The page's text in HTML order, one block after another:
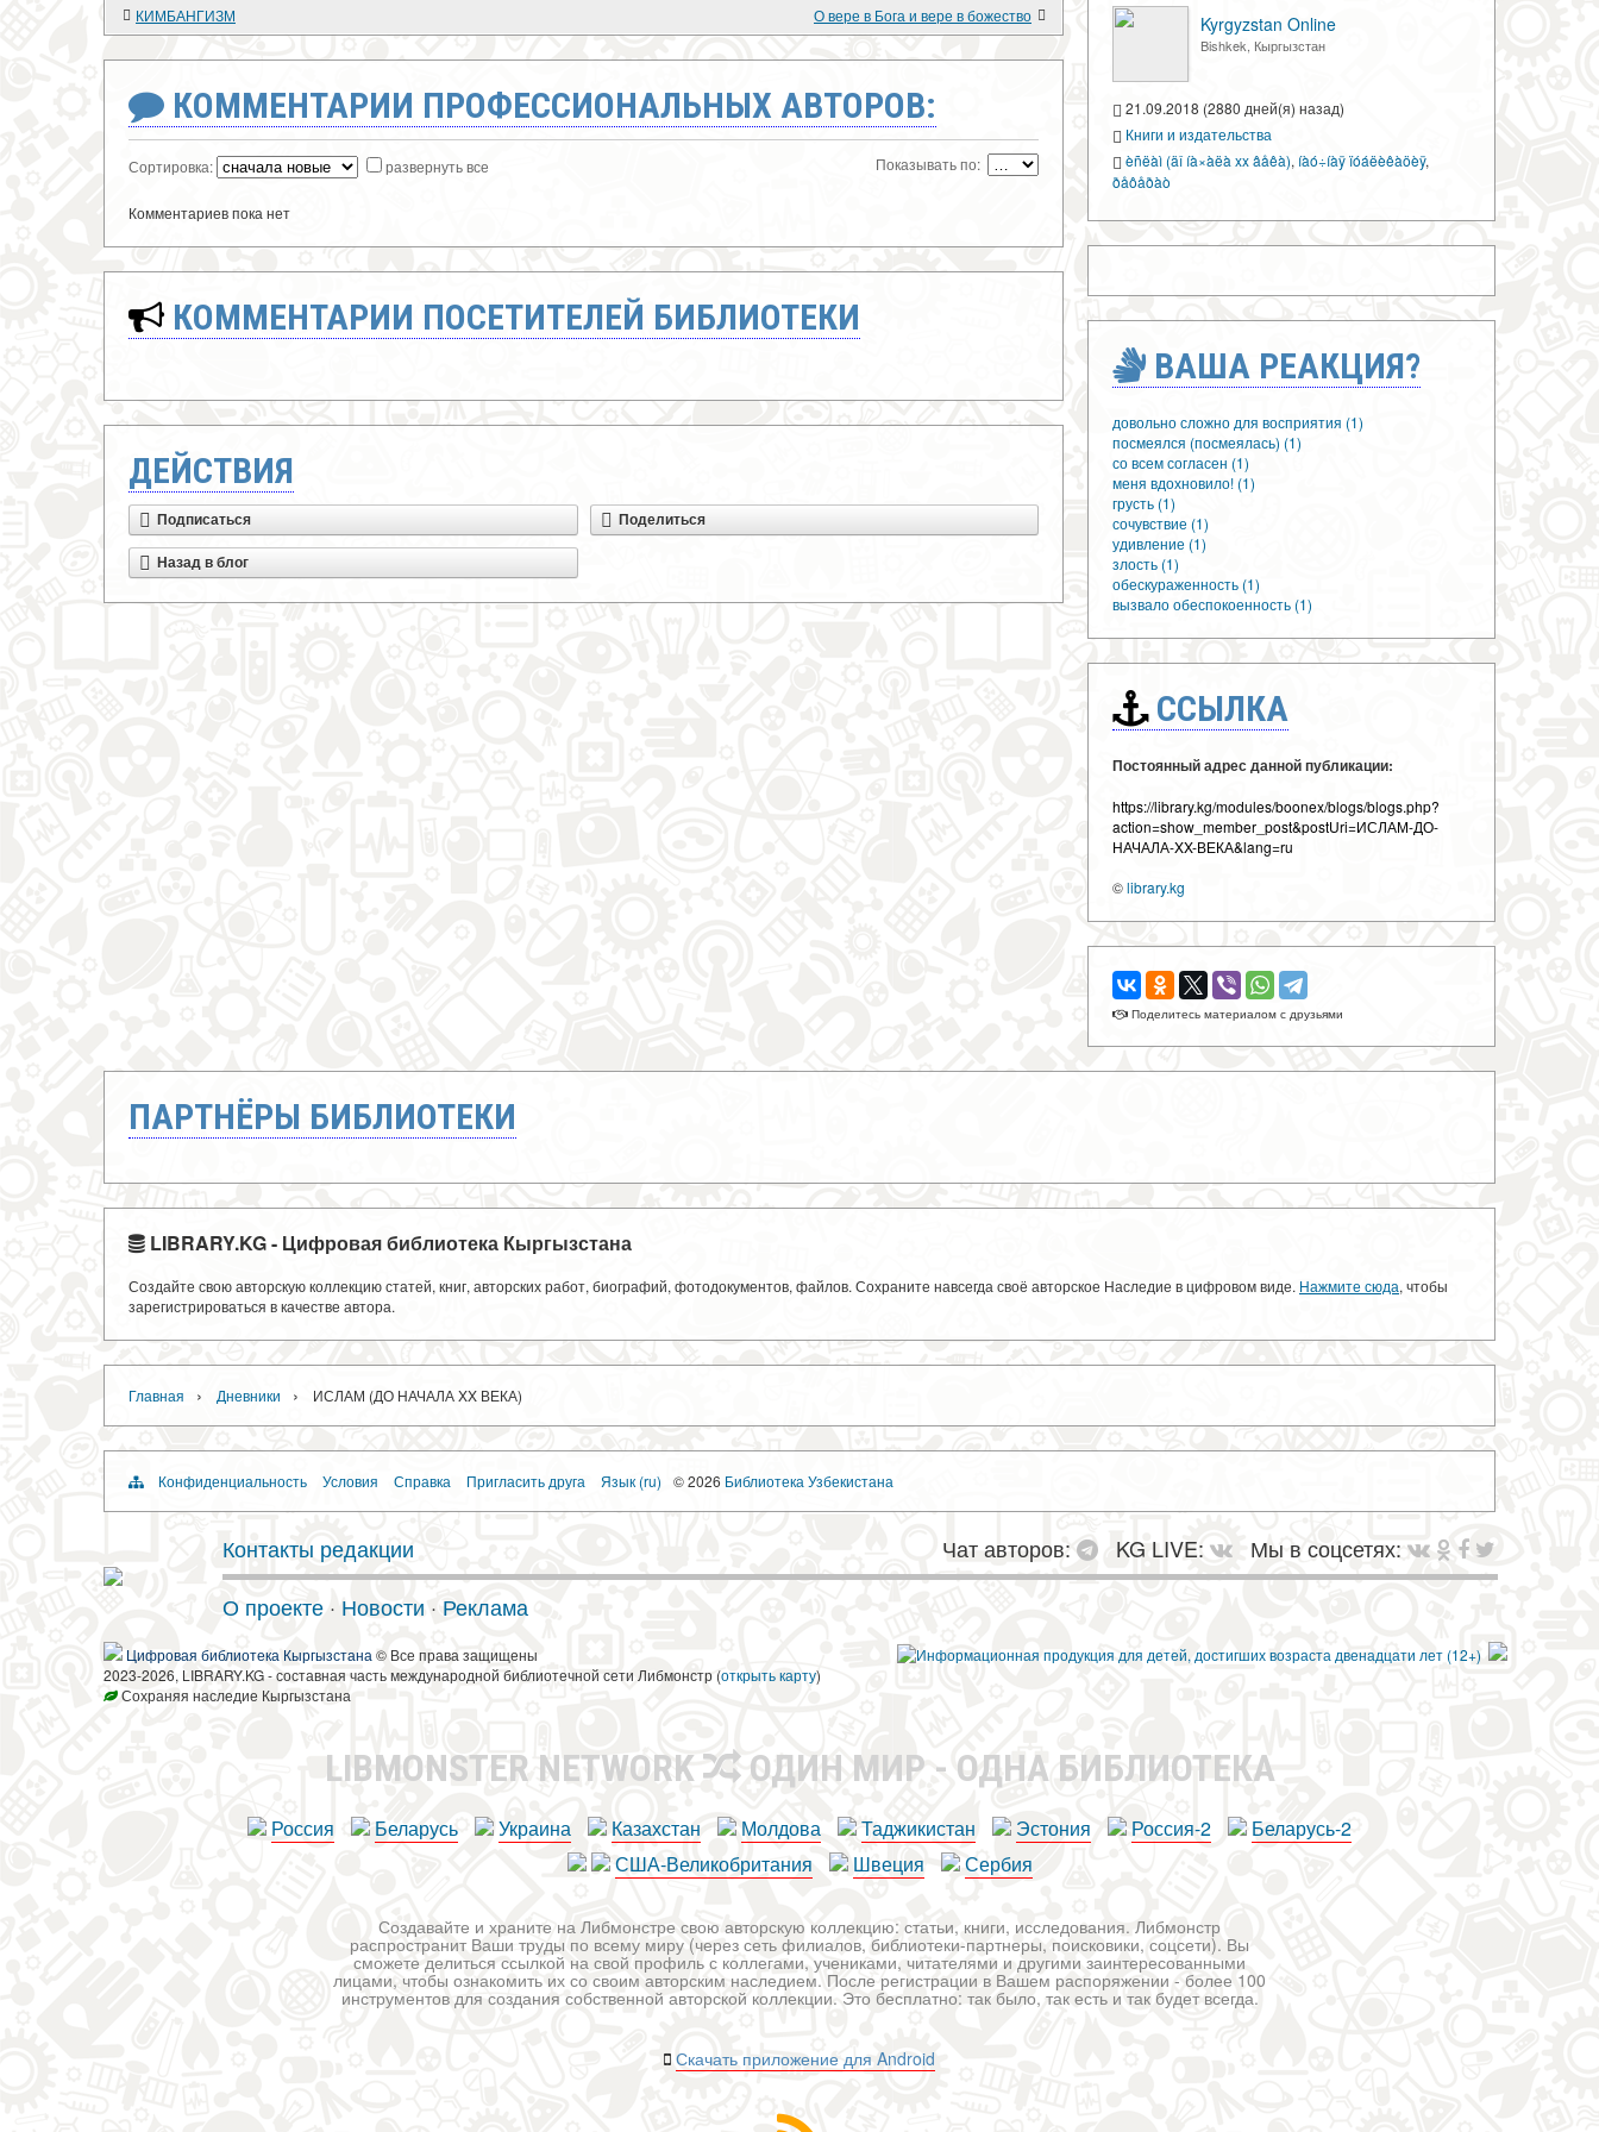
КИМБАНГИЗМ О вере в Бога и вере в божество
КОММЕНТАРИИ ПРОФЕССИОНАЛЬНЫХ АВТОРОВ:
Сортировка: развернуть все Показывать по:
Комментариев пока нет
КОММЕНТАРИИ ПОСЕТИТЕЛЕЙ БИБЛИОТЕКИ
ДЕЙСТВИЯ
Подписаться Поделиться
Назад в блог
Kyrgyzstan Online
Bishkek, Кыргызстан
21.09.2018 (2880 дней(я) назад)
Книги и издательства
èñëàì (äî íà×àëà xx âåêà), íàó÷íàÿ ïóáëèêàöèÿ,
ðåôåðàò
ВАША РЕАКЦИЯ?
довольно сложно для восприятия (1)
посмеялся (посмеялась) (1)
со всем согласен (1)
меня вдохновило! (1)
грусть (1)
сочувствие (1)
удивление (1)
злость (1)
обескураженность (1)
вызвало обеспокоенность (1)
ССЫЛКА
Постоянный адрес данной публикации:
https://library.kg/modules/boonex/blogs/blogs.php?
action=show_member_post&postUri=ИСЛАМ-ДО-
НАЧАЛА-XX-ВЕКА&lang=ru
©library.kg
Поделитесь материалом с друзьями
ПАРТНЁРЫ БИБЛИОТЕКИ
LIBRARY.KG - Цифровая библиотека Кыргызстана
Создайте свою авторскую коллекцию статей, книг, авторских работ, биографий, фотодокументов, файлов. Сохраните навсегда своё авторское Наследие в цифровом виде. Нажмите сюда, чтобы
зарегистрироваться в качестве автора.
Главная › Дневники › ИСЛАМ (ДО НАЧАЛА XX ВЕКА)
Конфиденциальность Условия Справка Пригласить друга Язык (ru) © 2026 Библиотека Узбекистана
Контакты редакции Чат авторов: KG LIVE:
Мы в соцсетях:
О проекте · Новости · Реклама
Цифровая библиотека Кыргызстана © Все права защищены
2023-2026, LIBRARY.KG - составная часть международной библиотечной сети Либмонстр (открыть карту)
Сохраняя наследие Кыргызстана
LIBMONSTER NETWORK ОДИН МИР - ОДНА БИБЛИОТЕКА
Россия Беларусь Украина Казахстан Молдова Таджикистан Эстония Россия-2
Беларусь-2
США-Великобритания
Швеция Сербия
Создавайте и храните на Либмонстре свою авторскую коллекцию: статьи, книги, исследования. Либмонстр
распространит Ваши труды по всему миру (через сеть филиалов, библиотеки-партнеры, поисковики, соцсети). Вы
сможете делиться ссылкой на свой профиль с коллегами, учениками, читателями и другими заинтересованными
лицами, чтобы ознакомить их со своим авторским наследием. После регистрации в Вашем распоряжении - более 100
инструментов для создания собственной авторской коллекции. Это бесплатно: так было, так есть и так будет всегда.
Скачать приложение для Android